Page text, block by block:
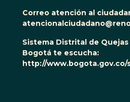
Correo atención al
Sistema Distrital de
Bogotá te escucha:
http://www.bogota.gov.co/